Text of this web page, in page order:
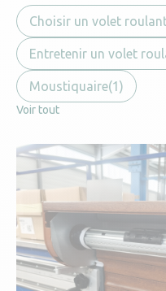
Choisir un volet
Entretenir un volet
Moustiquaire(1)
Voir tout